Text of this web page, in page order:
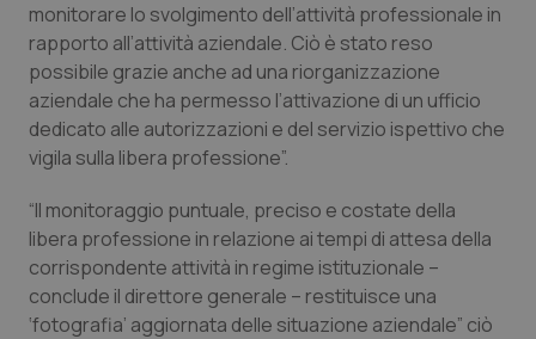
Umbria
Valle D’Aosta
Veneto
Oftalmologia
Oncodermatologia
Oncoematologia
Oncologia & Nutrizione
Psoriasi & pelle
monitorare lo svolgimento dell’attività professionale in
rapporto all’attività aziendale. Ciò è stato reso
possibile grazie anche ad una riorganizzazione
aziendale che ha permesso l’attivazione di un ufficio
dedicato alle autorizzazioni e del servizio ispettivo che
vigila sulla libera professione”.
“Il monitoraggio puntuale, preciso e costate della
libera professione in relazione ai tempi di attesa della
corrispondente attività in regime istituzionale –
conclude il direttore generale – restituisce una
‘fotografia’ aggiornata delle situazione aziendale” ciò